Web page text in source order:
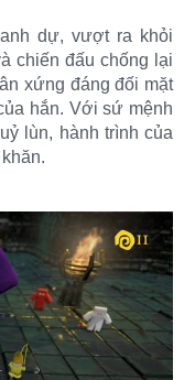
dự, vượt ra khỏi
chiến đấu chống lại
xứng đáng đối mặt
hắn. Với sứ mệnh
lùn, hành trình của